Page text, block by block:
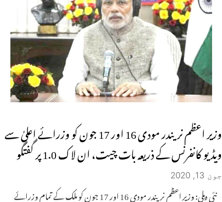
وزیر اعظم نریندر مودی 16 اور 17 جون کو وزرائے اعلیٰ سے
ویڈیو کانفرنس کے ذریعہ بات چیت، ان لاک 1.0 پر گفتگو
جون 13, 2020
نئی دہلی: وزیر اعظم نریندر مودی 16 اور 17 جون کو ملک کے تمام وزرائے